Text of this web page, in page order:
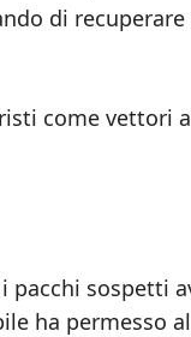
di recuperare
come vettori
pacchi sospetti
ha permesso